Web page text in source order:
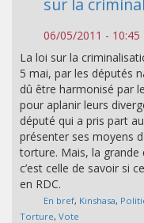
sur la
06/05/2011 - 10:45
La loi sur la
5 mai, par les députés
dû être harmonisé par
pour aplanir leurs
député qui a pris part
présenter ses moyens
torture. Mais, la grande
c’est celle de savoir si
en RDC.
En bref, Kinshasa,
Torture, Vote